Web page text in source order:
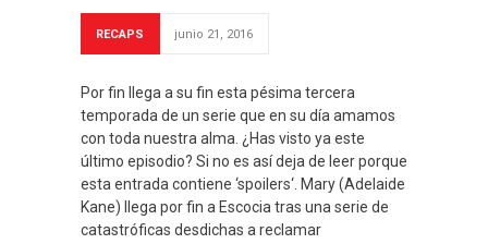
RECAPS junio 21, 2016
Por fin llega a su fin esta pésima tercera
temporada de un serie que en su día amamos
con toda nuestra alma. ¿Has visto ya este
último episodio? Si no es así deja de leer porque
esta entrada contiene ‘spoilers‘. Mary (Adelaide
Kane) llega por fin a Escocia tras una serie de
catastróficas desdichas a reclamar